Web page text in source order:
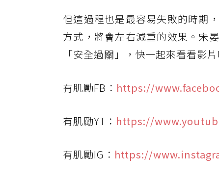
但這過程也是最容易失敗的時期
方式，將會左右減重的效果。宋
「安全過關」，快一起來看看影片
有肌勵FB： https://
有肌勵YT： https://
有肌勵IG： https://